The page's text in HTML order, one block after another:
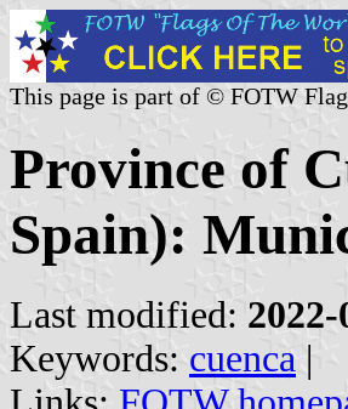
This page is part of © FOTW
Province of
Spain):
Last modified: 2022-
Keywords: cuenca |